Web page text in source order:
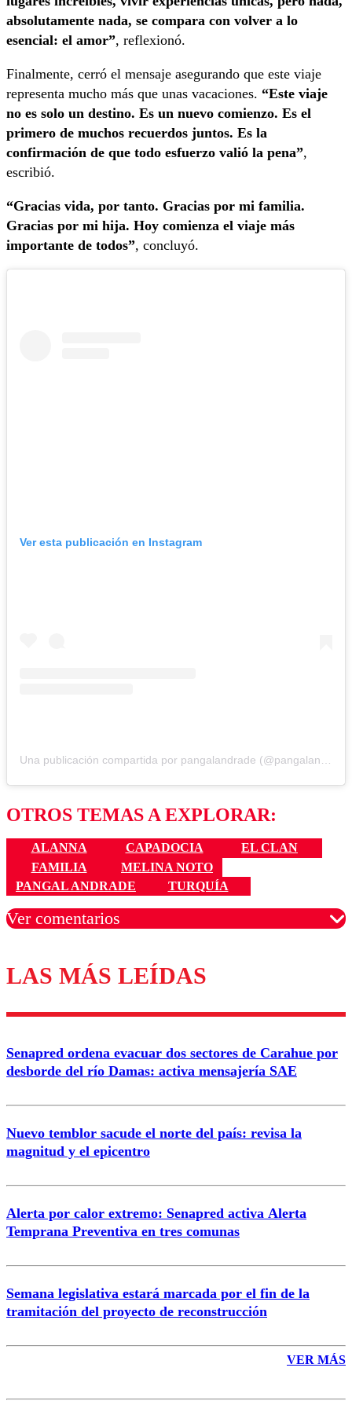
absolutamente nada, se compara con volver a lo
esencial: el amor”, reflexionó.
Finalmente, cerró el mensaje asegurando que este viaje
representa mucho más que unas vacaciones. “Este viaje
no es solo un destino. Es un nuevo comienzo. Es el
primero de muchos recuerdos juntos. Es la
confirmación de que todo esfuerzo valió la pena”,
escribió.
“Gracias vida, por tanto. Gracias por mi familia.
Gracias por mi hija. Hoy comienza el viaje más
importante de todos”, concluyó.
Ver esta publicación en Instagram
Una publicación compartida por pangalandrade (@pangalandrade)
OTROS TEMAS A EXPLORAR:
ALANNA CAPADOCIA
EL CLAN
FAMILIA
MELINA NOTO
PANGAL ANDRADE
TURQUÍA
Ver comentarios
Los comentarios son moderados para garantizar un
diálogo respetuoso.
Correo
LAS MÁS LEÍDAS
Senapred ordena evacuar dos sectores de Carahue por
desborde del río Damas: activa mensajería SAE
Nuevo temblor sacude el norte del país: revisa la
magnitud y el epicentro
Alerta por calor extremo: Senapred activa Alerta
Temprana Preventiva en tres comunas
Semana legislativa estará marcada por el fin de la
tramitación del proyecto de reconstrucción
VER MÁS